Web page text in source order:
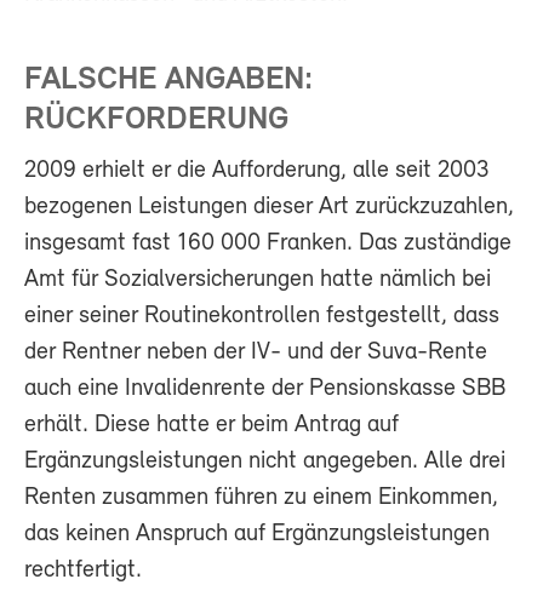
FALSCHE ANGABEN:
RÜCKFORDERUNG
2009 erhielt er die Aufforderung, alle seit 2003
bezogenen Leistungen dieser Art zurückzuzahlen,
insgesamt fast 160 000 Franken. Das zuständige
Amt für Sozialversicherungen hatte nämlich bei
einer seiner Routinekontrollen festgestellt, dass
der Rentner neben der IV- und der Suva-Rente
auch eine Invalidenrente der Pensionskasse SBB
erhält. Diese hatte er beim Antrag auf
Ergänzungsleistungen nicht angegeben. Alle drei
Renten zusammen führen zu einem Einkommen,
das keinen Anspruch auf Ergänzungsleistungen
rechtfertigt.